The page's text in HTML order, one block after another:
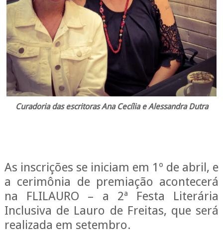
Curadoria das escritoras Ana Cecília e Alessandra Dutra
As inscrições se iniciam em 1º de abril, e
a cerimônia de premiação acontecerá
na FLILAURO – a 2ª Festa Literária
Inclusiva de Lauro de Freitas, que será
realizada em setembro.